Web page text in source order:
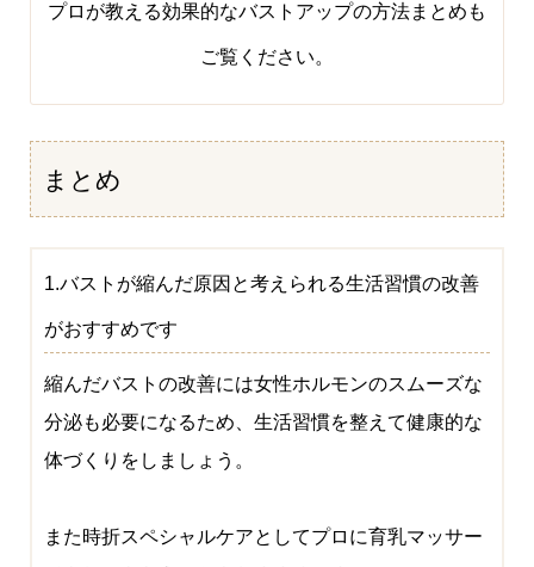
プロが教える効果的なバストアップの方法まとめ も
ご覧ください。
まとめ
1.バストが縮んだ原因と考えられる生活習慣の改善
がおすすめです
縮んだバストの改善には女性ホルモンのスムーズな
分泌も必要になるため、生活習慣を整えて健康的な
体づくりをしましょう。
また時折スペシャルケアとしてプロに育乳マッサー